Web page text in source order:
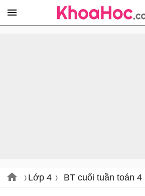
Lớp 4 BT cuối tuần toán 4